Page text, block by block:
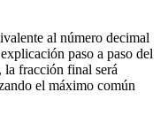
al número decimal
paso a paso del
la fracción final será
el máximo común